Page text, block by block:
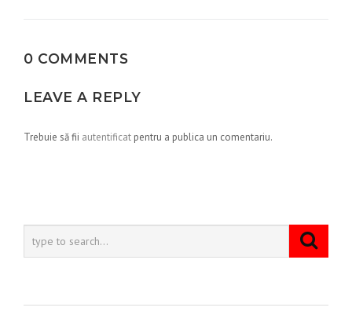
0 COMMENTS
LEAVE A REPLY
Trebuie să fii autentificat pentru a publica un comentariu.